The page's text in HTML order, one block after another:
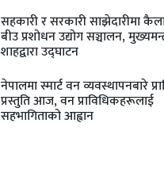
सहकारी र सरकारी साझेदारीमा
बीउ प्रशोधन उद्योग सञ्चालन,
शाहद्वारा उद्घाटन
नेपालमा स्मार्ट वन व्यवस्थापनबारे
प्रस्तुति आज, वन प्राविधिकहरूलाई
सहभागिताको आह्वान